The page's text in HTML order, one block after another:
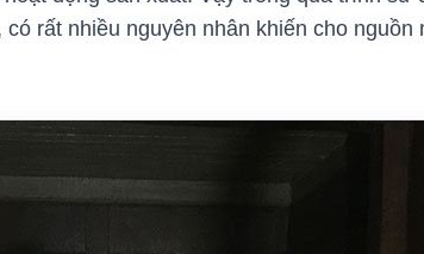
có rất nhiều nguyên nhân khiến cho